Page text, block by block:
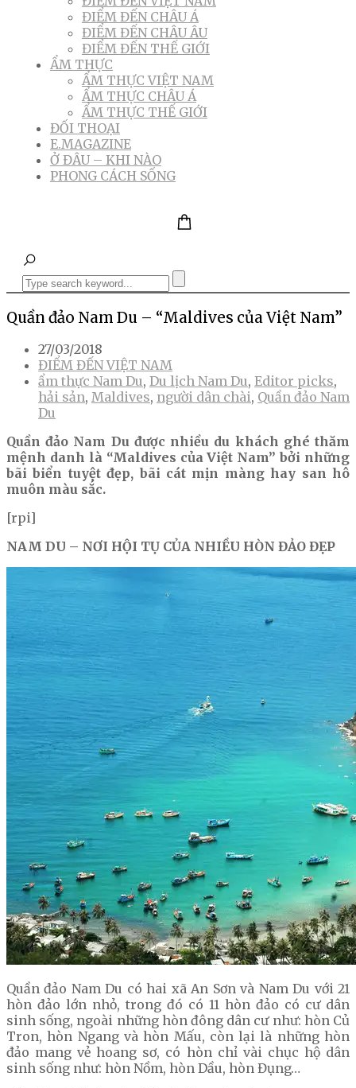
ĐIỂM ĐẾN CHÂU Á
ĐIỂM ĐẾN CHÂU ÂU
ĐIỂM ĐẾN THẾ GIỚI
ẨM THỰC
ẨM THỰC VIỆT NAM
ẨM THỰC CHÂU Á
ẨM THỰC THẾ GIỚI
ĐỐI THOẠI
E.MAGAZINE
Ở ĐÂU – KHI NÀO
PHONG CÁCH SỐNG
Quần đảo Nam Du – “Maldives của Việt Nam”
27/03/2018
ĐIỂM ĐẾN VIỆT NAM
ẩm thực Nam Du, Du lịch Nam Du, Editor picks,
hải sản, Maldives, người dân chài, Quần đảo Nam
Du
Quần đảo Nam Du được nhiều du khách ghé thăm
mệnh danh là “Maldives của Việt Nam” bởi những
bãi biển tuyệt đẹp, bãi cát mịn màng hay san hô
muôn màu sắc.
[rpi]
NAM DU – NƠI HỘI TỤ CỦA NHIỀU HÒN ĐẢO ĐẸP
Quần đảo Nam Du có hai xã An Sơn và Nam Du với 21
hòn đảo lớn nhỏ, trong đó có 11 hòn đảo có cư dân
sinh sống, ngoài những hòn đông dân cư như: hòn Củ
Tron, hòn Ngang và hòn Mấu, còn lại là những hòn
đảo mang vẻ hoang sơ, có hòn chỉ vài chục hộ dân
sinh sống như: hòn Nồm, hòn Dầu, hòn Đụng…